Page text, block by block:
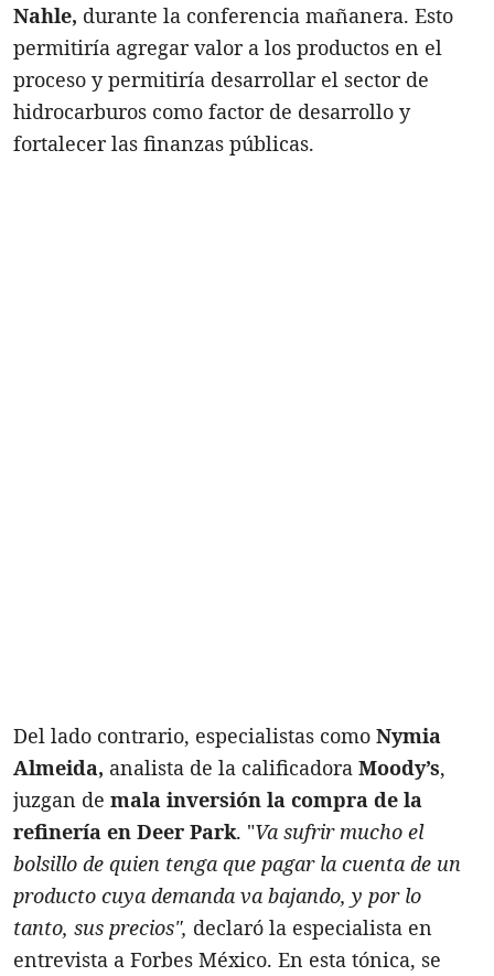
Nahle, durante la conferencia mañanera. Esto
permitiría agregar valor a los productos en el
proceso y permitiría desarrollar el sector de
hidrocarburos como factor de desarrollo y
fortalecer las finanzas públicas.
Del lado contrario, especialistas como Nymia
Almeida, analista de la calificadora Moody’s,
juzgan de mala inversión la compra de la
refinería en Deer Park. "Va sufrir mucho el
bolsillo de quien tenga que pagar la cuenta de un
producto cuya demanda va bajando, y por lo
tanto, sus precios", declaró la especialista en
entrevista a Forbes México. En esta tónica, se